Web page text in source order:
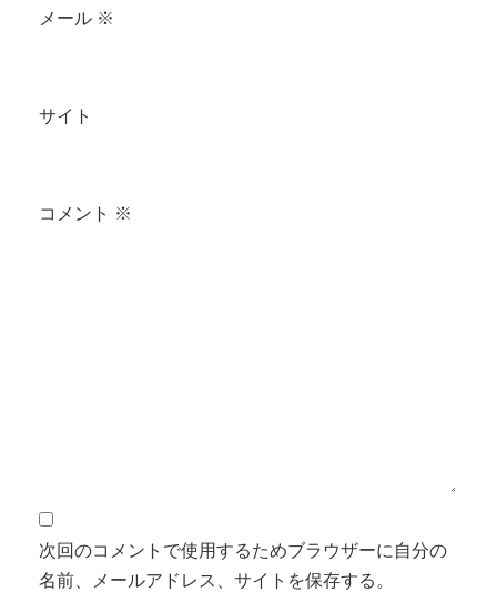
メール ※
サイト
コメント ※
次回のコメントで使用するためブラウザーに自分の
名前、メールアドレス、サイトを保存する。